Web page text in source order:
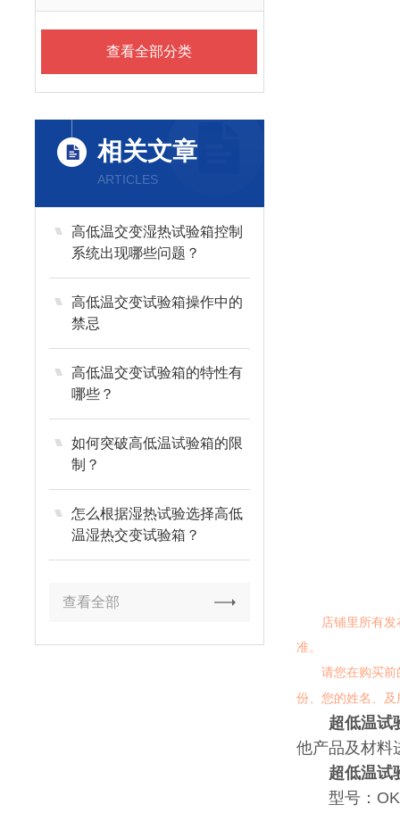
查看全部分类
相关文章
ARTICLES
高低温交变湿热试验箱控制
系统出现哪些问题？
高低温交变试验箱操作中的
禁忌
高低温交变试验箱的特性有
哪些？
如何突破高低温试验箱的限
制？
怎么根据湿热试验选择高低
温湿热交变试验箱？
查看全部
店铺里所有发布
准。
请您在购买前的
份、您的姓名、
超低温试
他产品及材料
超低温试
型号：OK-